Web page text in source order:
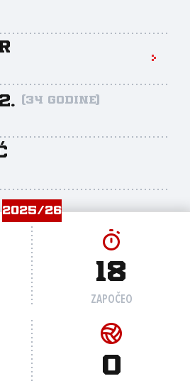
(34 godine)
2025/26
18
ZAPOČEO
0